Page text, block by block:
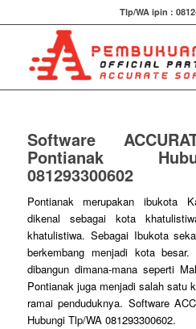
Tlp/WA ipin :
Software
Pontianak
081293300602
Pontianakmerupakan ibukota
dikenal sebagai kota
khatulistiwa. Sebagai Ibukota
berkembang menjadi kota besar.
dibangun dimana-mana seperti
Pontianak juga menjadi salah satu
ramai penduduknya. Software
Hubungi Tlp/WA 081293300602.